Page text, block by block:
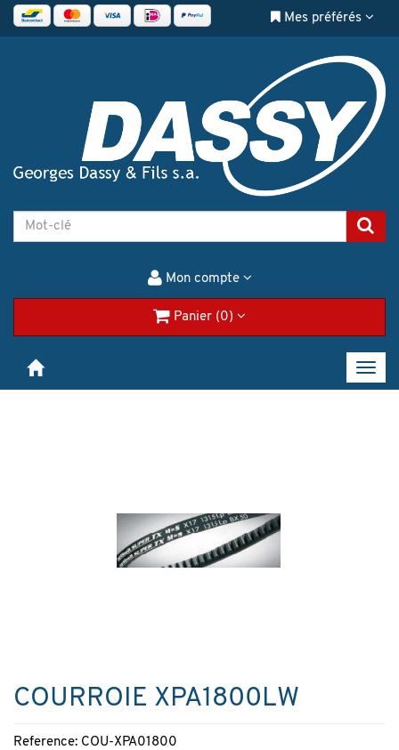
Mes préférés
Mon compte
Panier (0)
COURROIE XPA1800LW
Reference: COU-XPA01800